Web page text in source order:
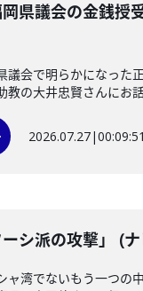
岡県議会の金銭
議会で明らかになった
教の大井忠賢さんにお
2026.07.27|00:09:51
ーシ派の攻撃」 (
ャ湾でないもう一つの